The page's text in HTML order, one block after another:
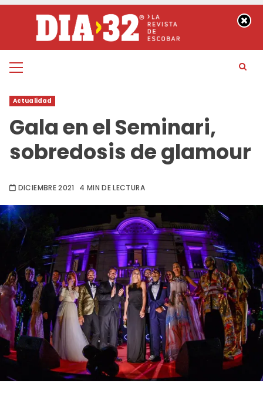
contenido
Menú
Actualidad
Gala en el Seminari,
sobredosis de glamour
DICIEMBRE 2021 4 MIN DE LECTURA